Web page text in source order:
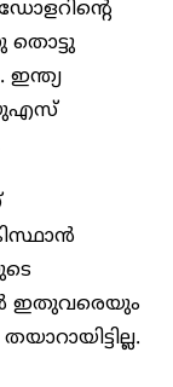
തൊട്ടു
ഇന്ത്യ
യുഎസ്
ഇതുവരെയും